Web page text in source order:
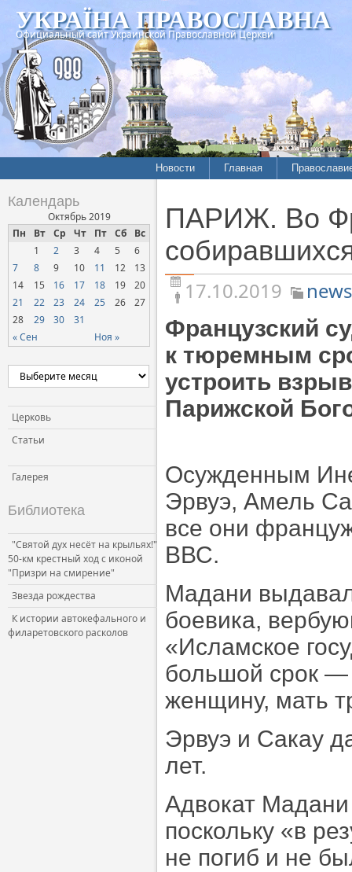
УКРАЇНА ПРАВОСЛАВНА
Официальный сайт Украинской Православной Церкви
Новости
Межконфессиональные
отношения
Нарушения прав
верующих
Официальная хроника
СОЦИАЛЬНОЕ
Церковь и власть
Церковь и общество
Церковь и СМИ
Главная
История
Хроники
Календарь
Октябрь 2019
Пн
Вт Ср Чт Пт Сб Вс
« Сен Ноя »
1 2 3 4 5
6
7
8 9 10 11 12
13
14
15 16 17 18 19
20
21
22 23 24 25 26
27
28
29 30 31
Церковь
Статьи
Галерея
Библиотека
"Святой дух несёт на крыльях!"
50-км крестный ход с иконой
"Призри на смирение"
Звезда рождества
К истории автокефального и
филаретовского расколов
ПАРИЖ. Во
17.10.2019
news
Французский
к тюремным
устроить
Парижской
Осужденным
Эрвуэ, Амель
все они
ВВС.
Мадани
боевика,
«Исламское
большой срок
женщину, мать
Эрвуэ и Сакау
лет.
Адвокат
поскольку «в
не погиб и не